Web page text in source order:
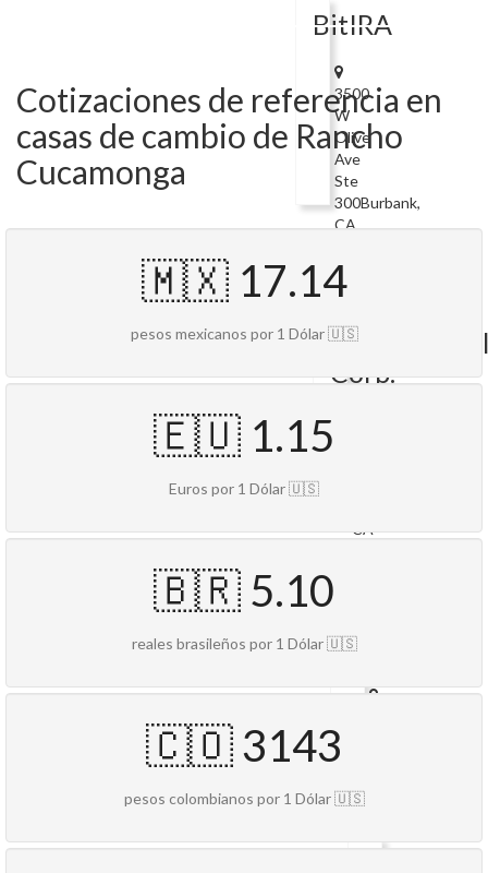
BitIRA
3500
W
Olive
Ave
Ste
300Burbank,
CA
Currency
Corp.
CA
Services
Cotizaciones de referencia en
casas de cambio de Rancho
Cucamonga
🇲🇽 17.14
pesos mexicanos por 1 Dólar 🇺🇸
🇪🇺 1.15
Euros por 1 Dólar 🇺🇸
🇧🇷 5.10
reales brasileños por 1 Dólar 🇺🇸
🇨🇴 3143
pesos colombianos por 1 Dólar 🇺🇸